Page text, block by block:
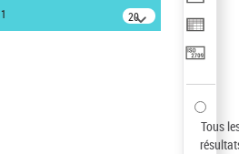
20
résultats/page
Tous